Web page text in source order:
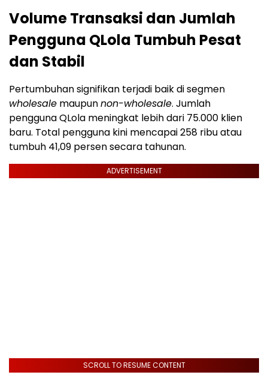
Volume Transaksi dan Jumlah
Pengguna QLola Tumbuh Pesat
dan Stabil
Pertumbuhan signifikan terjadi baik di segmen
wholesale maupunnon-wholesale. Jumlah
pengguna QLola meningkat lebih dari 75.000 klien
baru. Total pengguna kini mencapai 258 ribu atau
tumbuh 41,09 persen secara tahunan.
ADVERTISEMENT
SCROLL TO RESUME CONTENT